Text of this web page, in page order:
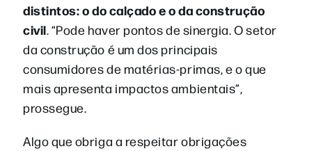
distintos: o do calçado e o da construção
civil. “Pode haver pontos de sinergia. O setor
da construção é um dos principais
consumidores de matérias-primas, e o que
mais apresenta impactos ambientais”,
prossegue.
Algo que obriga a respeitar obrigações